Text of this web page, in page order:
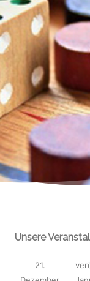
Unsere
21.